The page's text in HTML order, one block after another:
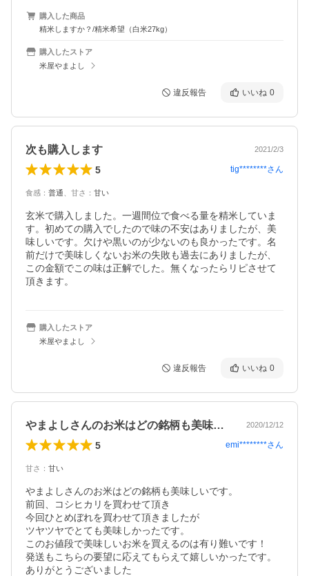
購入した商品
精米しますか？/精米希望（白米27kg）
購入したストア
米屋やまよし
違反報告 いいね 0
次も購入します 2021/2/3
5 tig********さん
食感 ： 普通 甘さ ： 甘い
玄米で購入しました。一週間位で食べる量を精米していま
す。初めての購入でしたので味の不安はありましたが、美
味しいです。欠けや黒いのが少ないのも良かったです。名
前だけで美味しくないお米の失敗も過去にありましたが、
この金額でこの味は正解でした。無くなったらリピさせて
頂きます。
購入したストア
米屋やまよし
違反報告 いいね 0
やまよしさんのお米はどの銘柄も美味しい… 2020/12/12
5 emi********さん
甘さ ： 甘い
やまよしさんのお米はどの銘柄も美味しいです。
前回、コシヒカリを買わせて頂き
今回ひとめぼれを買わせて頂きましたが
ツヤツヤでとても美味しかったです。
このお値段で美味しいお米を買えるのは有り難いです！
発送もこちらの要望に応えてもらえて嬉しいかったです。
ありがとうございました